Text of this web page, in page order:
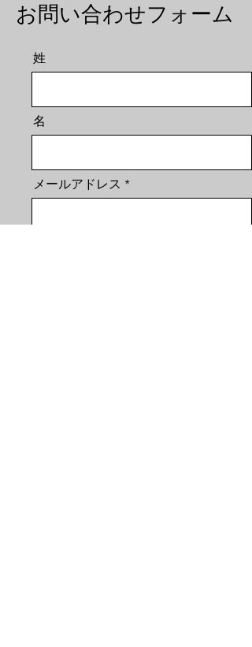
お問い合わせフォーム
姓
名
メールアドレス